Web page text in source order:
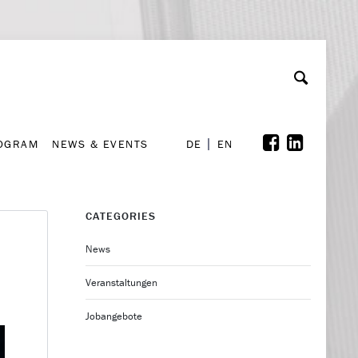
NEWS & EVENTS DE EN
CATEGORIES
News
Veranstaltungen
Jobangebote